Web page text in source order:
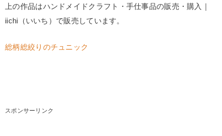
上の作品はハンドメイドクラフト・手仕事品の販売・購入｜
iichi（いいち）で販売しています。
総柄総絞りのチュニック
スポンサーリンク